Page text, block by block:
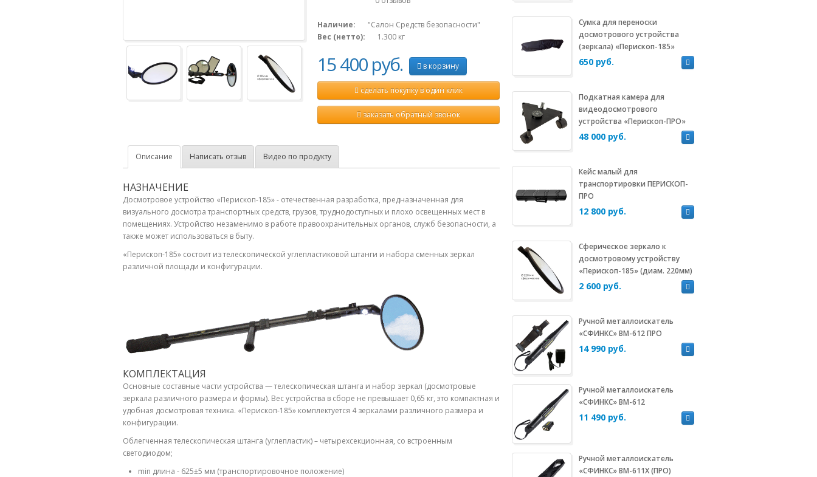
Наличие:
"Салон Средств безопасности"
Вес (нетто):
1.300 кг
15 400 руб. в корзину
сделать покупку в один клик
заказать обратный звонок
Описание Написать отзыв Видео по продукту
НАЗНАЧЕНИЕ
Досмотровое устройство «Перископ-185» - отечественная разработка, предназначенная для
визуального досмотра транспортных средств, грузов, труднодоступных и плохо освещенных мест в
помещениях. Устройство незаменимо в работе правоохранительных органов, служб безопасности, а
также может использоваться в быту.
«Перископ-185» состоит из телескопической углепластиковой штанги и набора сменных зеркал
различной площади и конфигурации.
КОМПЛЕКТАЦИЯ
Основные составные части устройства — телескопическая штанга и набор зеркал (досмотровые
зеркала различного размера и формы). Вес устройства в сборе не превышает 0,65 кг, это компактная и
удобная досмотровая техника. «Перископ-185» комплектуется 4 зеркалами различного размера и
конфигурации.
Облегченная телескопическая штанга (углепластик) – четырехсекционная, со встроенным
светодиодом;
min длина - 625±5 мм (транспортировочное положение)
Сумка для переноски
досмотрового устройства
(зеркала) «Перископ-185»
650 руб.
Подкатная камера для
видеодосмотрового
устройства «Перископ-ПРО»
48 000 руб.
Кейс малый для
транспортировки ПЕРИСКОП-
ПРО
12 800 руб.
Сферическое зеркало к
досмотровому устройству
«Перископ-185» (диам. 220мм)
2 600 руб.
Ручной металлоискатель
«СФИНКС» ВМ-612 ПРО
14 990 руб.
Ручной металлоискатель
«СФИНКС» ВМ-612
11 490 руб.
Ручной металлоискатель
«СФИНКС» ВМ-611Х (ПРО)